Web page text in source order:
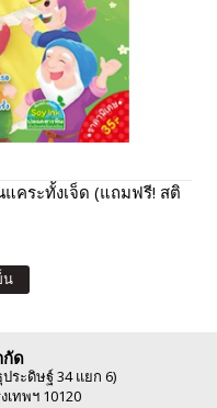
คระทั้งเจ็ด (แถมฟรี! สติ
น
กัด
ระดิษฐ์ 34 แยก 6)
เทพฯ 10120